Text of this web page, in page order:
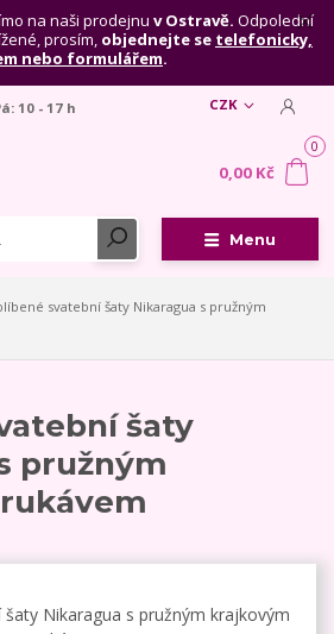
na naši prodejnu v Ostravě. Odpolední
prosím, objednejte se telefonicky,
nebo formulářem.
Menu
CZK
10 - 17 h
0
0,00 Kč
svatební šaty Nikaragua s pružným
šaty
pružným